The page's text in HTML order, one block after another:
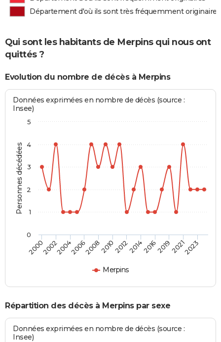
Département d'où ils sont très fréquemment originaires
Qui sont les habitants de Merpins qui nous ont
quittés ?
Evolution du nombre de décès à Merpins
Personnes décédées
Données exprimées en nombre de décès (source :
Insee)
Merpins
200020022004200620082010201220142016201920212023
0
1
2
3
4
5
Répartition des décès à Merpins par sexe
Données exprimées en nombre de décès (source :
Insee)